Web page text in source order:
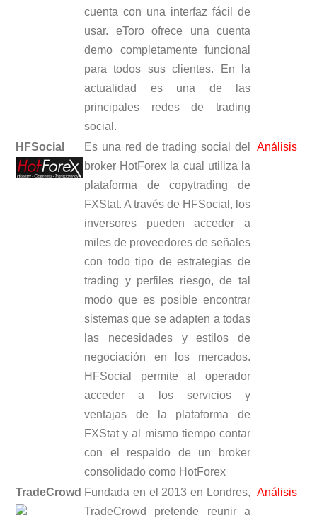
cuenta con una interfaz fácil de
usar. eToro ofrece una cuenta
demo completamente funcional
para todos sus clientes. En la
actualidad es una de las
principales redes de trading
social.
HFSocial
Es una red de trading social del
broker HotForex la cual utiliza la
plataforma de copytrading de
FXStat. A través de HFSocial, los
inversores pueden acceder a
miles de proveedores de señales
con todo tipo de estrategias de
trading y perfiles riesgo, de tal
modo que es posible encontrar
sistemas que se adapten a todas
las necesidades y estilos de
negociación en los mercados.
HFSocial permite al operador
acceder a los servicios y
ventajas de la plataforma de
FXStat y al mismo tiempo contar
con el respaldo de un broker
consolidado como HotForex
Análisis
TradeCrowd Fundada en el 2013 en Londres,
TradeCrowd pretende reunir a
Análisis